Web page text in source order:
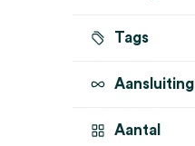
Stethoscopen
Tags
Aansluiting
Aantal